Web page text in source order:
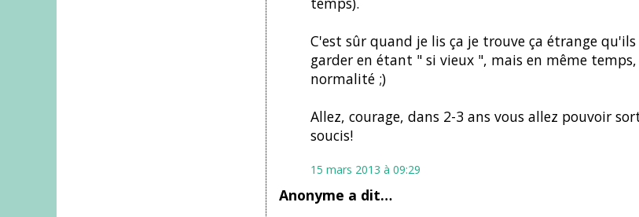
C'est sûr quand je lis ça je trouve ça étrange
garder en étant " si vieux ", mais en même
normalité ;)
Allez, courage, dans 2-3 ans vous allez pouvoir
soucis!
15 mars 2013 à 09:29
Anonyme a dit…